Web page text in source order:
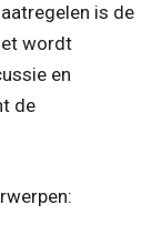
is de
wordt
en
de